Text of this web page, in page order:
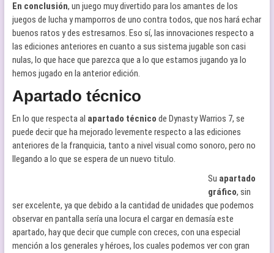
En conclusión, un juego muy divertido para los amantes de los
juegos de lucha y mamporros de uno contra todos, que nos hará echar
buenos ratos y des estresarnos. Eso sí, las innovaciones respecto a
las ediciones anteriores en cuanto a sus sistema jugable son casi
nulas, lo que hace que parezca que a lo que estamos jugando ya lo
hemos jugado en la anterior edición.
Apartado técnico
En lo que respecta al apartado técnico de Dynasty Warrios 7, se
puede decir que ha mejorado levemente respecto a las ediciones
anteriores de la franquicia, tanto a nivel visual como sonoro, pero no
llegando a lo que se espera de un nuevo titulo.
Su apartado
gráfico, sin
ser excelente, ya que debido a la cantidad de unidades que podemos
observar en pantalla sería una locura el cargar en demasía este
apartado, hay que decir que cumple con creces, con una especial
mención a los generales y héroes, los cuales podemos ver con gran